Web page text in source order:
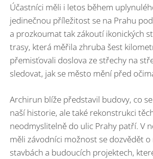
Účastníci měli i letos během
jedinečnou příležitost se na Prahu
a prozkoumat tak zákoutí ikonických
trasy, která měřila zhruba šest
přemisťovali doslova ze střechy na
sledovat, jak se město mění před
Archirun blíže představil budovy, co
naší historie, ale také rekonstrukci
neodmyslitelně do ulic Prahy patří. V
měli závodníci možnost se dozvědět o
stavbách a budoucích projektech,